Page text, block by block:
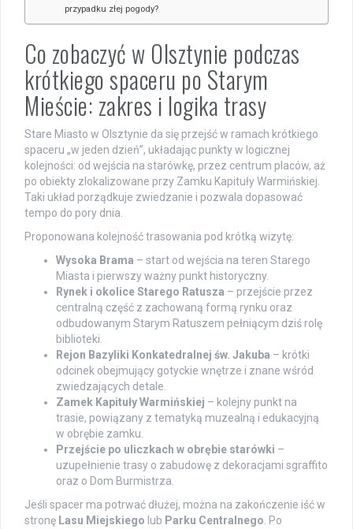
przypadku złej pogody?
Co zobaczyć w Olsztynie podczas
krótkiego spaceru po Starym
Mieście: zakres i logika trasy
Stare Miasto w Olsztynie da się przejść w ramach krótkiego
spaceru „w jeden dzień”, układając punkty w logicznej
kolejności: od wejścia na starówkę, przez centrum placów, aż
po obiekty zlokalizowane przy Zamku Kapituły Warmińskiej.
Taki układ porządkuje zwiedzanie i pozwala dopasować
tempo do pory dnia.
Proponowana kolejność trasowania pod krótką wizytę:
Wysoka Brama – start od wejścia na teren Starego
Miasta i pierwszy ważny punkt historyczny.
Rynek i okolice Starego Ratusza – przejście przez
centralną część z zachowaną formą rynku oraz
odbudowanym Starym Ratuszem pełniącym dziś rolę
biblioteki.
Rejon Bazyliki Konkatedralnej św. Jakuba – krótki
odcinek obejmujący gotyckie wnętrze i znane wśród
zwiedzających detale.
Zamek Kapituły Warmińskiej – kolejny punkt na
trasie, powiązany z tematyką muzealną i edukacyjną
w obrębie zamku.
Przejście po uliczkach w obrębie starówki –
uzupełnienie trasy o zabudowę z dekoracjami sgraffito
oraz o Dom Burmistrza.
Jeśli spacer ma potrwać dłużej, można na zakończenie iść w
stronę Lasu Miejskiego lub Parku Centralnego . Po